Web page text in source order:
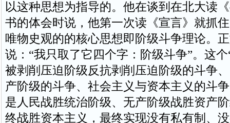
以这种思想为指导的。他在谈到在北大读
书的体会时说，他第一次读《宣言》就抓
唯物史观的的核心思想即阶级斗争理论。
说：“我只取了它四个字：阶级斗争”。这
被剥削压迫阶级反抗剥削压迫阶级的斗争
产阶级的斗争、社会主义与资本主义的斗
是人民战胜统治阶级、无产阶级战胜资产
终战胜资本主义，最终实现没有私有制、